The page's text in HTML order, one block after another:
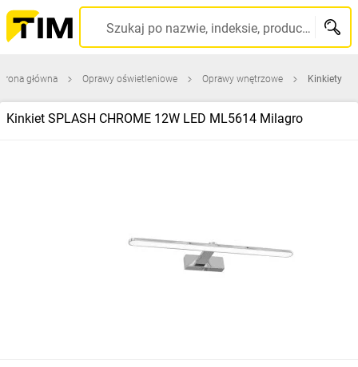
Szukaj po nazwie, indeksie, producencie, kodzie kreskowym...
główna Oprawy oświetleniowe Oprawy wnętrzowe Kinkiety
Kinkiet SPLASH CHROME 12W LED ML5614 Milagro